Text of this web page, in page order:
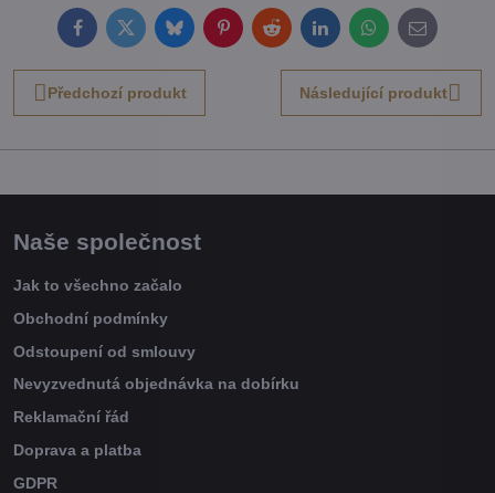
FacebookTwitterBlueskyPinterestRedditLinkedInWhatsApp
E-
mail
Předchozí produkt Následující produkt
Naše společnost
Jak to všechno začalo
Obchodní podmínky
Odstoupení od smlouvy
Nevyzvednutá objednávka na dobírku
Reklamační řád
Doprava a platba
GDPR